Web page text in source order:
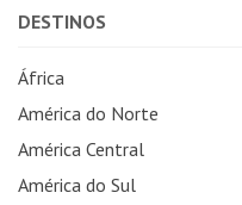
DESTINOS
África
América do Norte
América Central
América do Sul